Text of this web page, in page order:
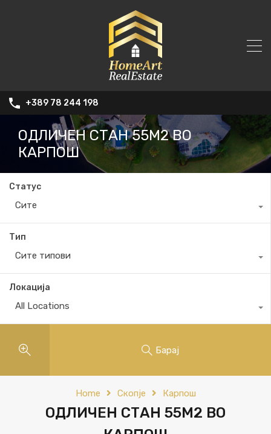
+389 78 244 198
ОДЛИЧЕН СТАН 55М2 ВО
КАРПОШ
Статус
Сите
Тип
Сите типови
Локација
All Locations
Барај
Home Скопје Карпош
ОДЛИЧЕН СТАН 55М2 ВО